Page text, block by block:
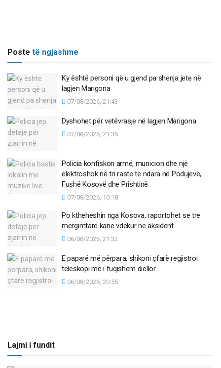
Poste të ngjashme
Ky është personi që u gjend pa shenja jete në
lagjen Marigona
07/08/2026, 21:43
Dyshohet për vetëvrasje në lagjen Marigona
07/08/2026, 21:35
Policia konfiskon armë, municion dhe një
elektroshok në tri raste të ndara në Podujevë,
Fushë Kosovë dhe Prishtinë
07/08/2026, 10:18
Po ktheheshin nga Kosova, raportohet se tre
mërgimtarë kanë vdekur në aksident
06/08/2026, 21:32
E paparë më përpara, shikoni çfarë regjistroi
teleskopi më i fuqishëm diellor
06/08/2026, 20:55
Lajmi i fundit